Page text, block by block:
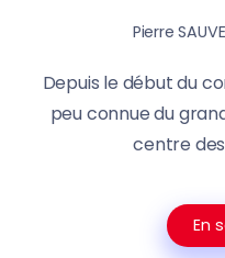
Pierre
Depuis le début du
peu connue du
centre des
En